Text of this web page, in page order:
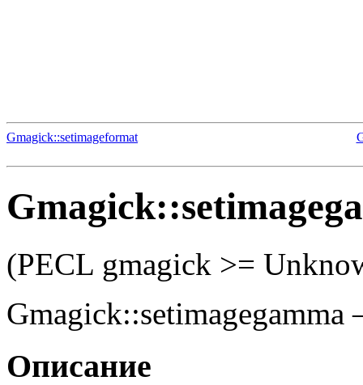
Gmagick::setimageformat
(PECL gmagick >=
Gmagick::setimagegamma
Описание